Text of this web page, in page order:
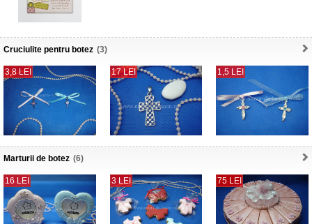
Cruciulite pentru botez (3)
3,8 LEI 17 LEI 1,5 LEI
Marturii de botez (6)
16 LEI 3 LEI 75 LEI